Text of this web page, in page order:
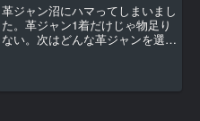
革ジャン沼にハマってしまいまし
た。革ジャン1着だけじゃ物足り
ない。次はどんな革ジャンを選ぶ
革ジャンを厳選してみました＊